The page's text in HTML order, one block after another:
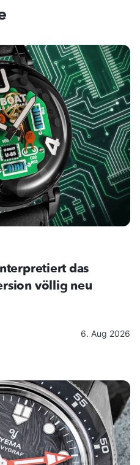
das
völlig neu
6. Aug 2026